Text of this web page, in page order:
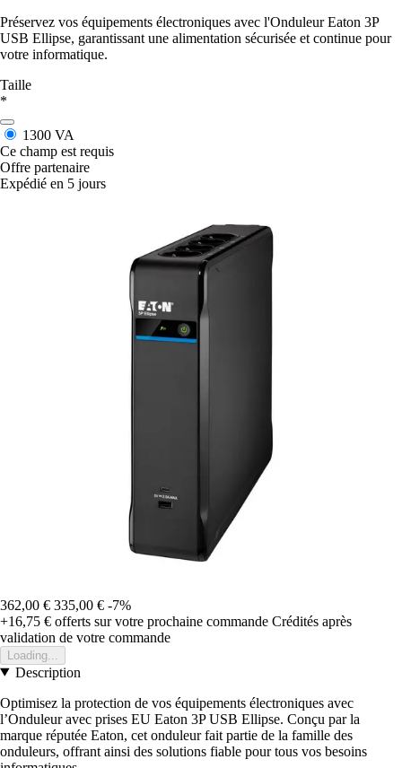
Préservez vos équipements électroniques avec l'Onduleur Eaton 3P
USB Ellipse, garantissant une alimentation sécurisée et continue pour
votre informatique.
Taille
*
1300 VA
Ce champ est requis
Offre partenaire
Expédié en 5 jours
362,00 € 335,00 € -7%
+16,75 € offerts sur votre prochaine commande Crédités après
validation de votre commande
Loading...
Description
Optimisez la protection de vos équipements électroniques avec
l’Onduleur avec prises EU Eaton 3P USB Ellipse. Conçu par la
marque réputée Eaton, cet onduleur fait partie de la famille des
onduleurs, offrant ainsi des solutions fiable pour tous vos besoins